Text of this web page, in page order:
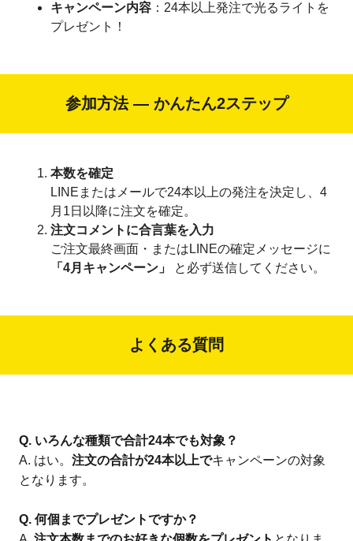
キャンペーン内容 ：24本以上発注で光るライトを
プレゼント！
参加方法 ― かんたん2ステップ
本数を確定
LINEまたはメールで24本以上の発注を決定し、4
月1日以降に注文を確定。
注文コメントに合言葉を入力
ご注文最終画面・またはLINEの確定メッセージに
「4月キャンペーン」
と必ず送信してください。
よくある質問
Q. いろんな種類で合計24本でも対象？
A. はい。 注文の合計が24本以上でキャンペーンの対象
となります。
Q. 何個までプレゼントですか？